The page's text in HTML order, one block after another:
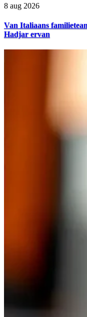
8 aug 2026
Van Italiaans
Hadjar ervan